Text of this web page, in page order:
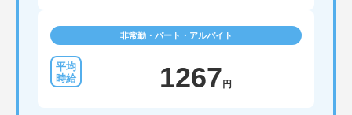
非常勤・パート・アルバイト
1267 円